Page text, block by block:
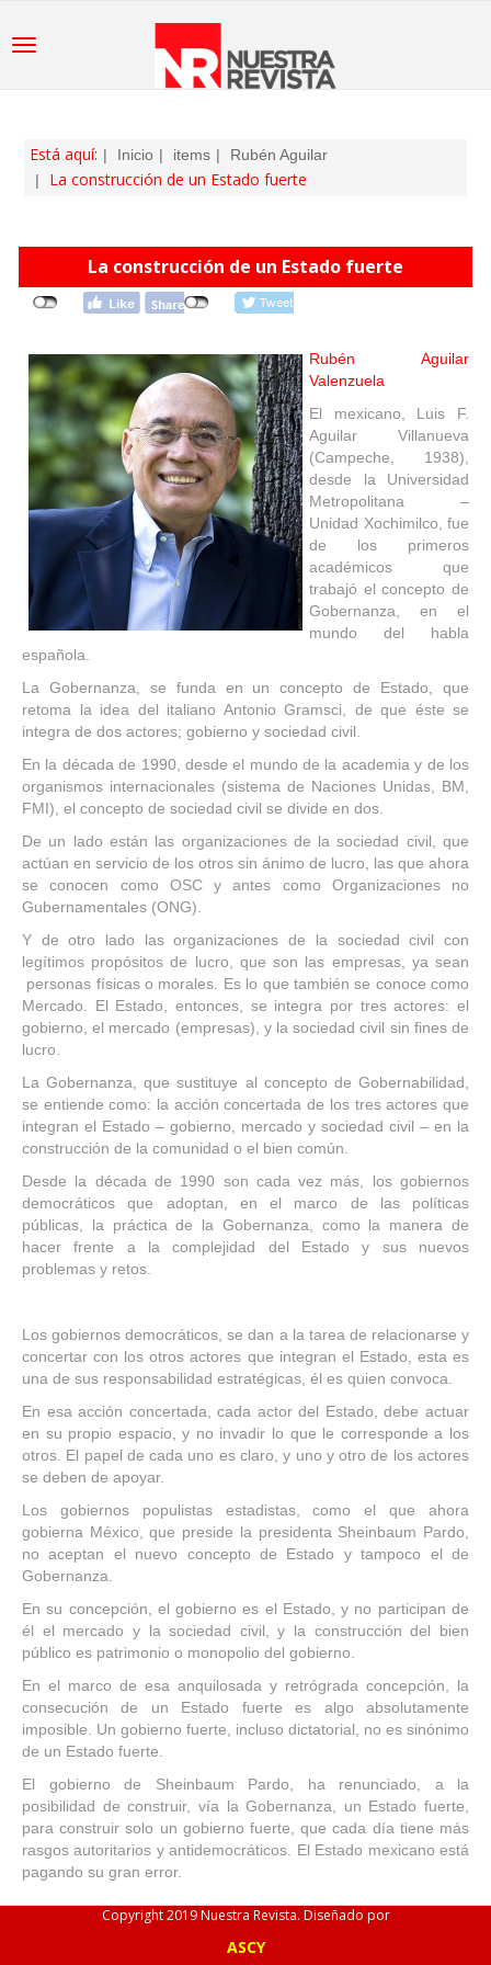
Está aquí: Inicio items Rubén Aguilar
La construcción de un Estado fuerte
La construcción de un Estado fuerte
Rubén Aguilar
Valenzuela
El mexicano, Luis F.
Aguilar Villanueva
(Campeche, 1938),
desde la Universidad
Metropolitana –
Unidad Xochimilco, fue
de los primeros
académicos que
trabajó el concepto de
Gobernanza, en el
mundo del habla
española.
La Gobernanza, se funda en un concepto de Estado, que
retoma la idea del italiano Antonio Gramsci, de que éste se
integra de dos actores; gobierno y sociedad civil.
En la década de 1990, desde el mundo de la academia y de los
organismos internacionales (sistema de Naciones Unidas, BM,
FMI), el concepto de sociedad civil se divide en dos.
De un lado están las organizaciones de la sociedad civil, que
actúan en servicio de los otros sin ánimo de lucro, las que ahora
se conocen como OSC y antes como Organizaciones no
Gubernamentales (ONG).
Y de otro lado las organizaciones de la sociedad civil con
legítimos propósitos de lucro, que son las empresas, ya sean
personas físicas o morales. Es lo que también se conoce como
Mercado. El Estado, entonces, se integra por tres actores: el
gobierno, el mercado (empresas), y la sociedad civil sin fines de
lucro.
La Gobernanza, que sustituye al concepto de Gobernabilidad,
se entiende como: la acción concertada de los tres actores que
integran el Estado – gobierno, mercado y sociedad civil – en la
construcción de la comunidad o el bien común.
Desde la década de 1990 son cada vez más, los gobiernos
democráticos que adoptan, en el marco de las políticas
públicas, la práctica de la Gobernanza, como la manera de
hacer frente a la complejidad del Estado y sus nuevos
problemas y retos.
Los gobiernos democráticos, se dan a la tarea de relacionarse y
concertar con los otros actores que integran el Estado, esta es
una de sus responsabilidad estratégicas, él es quien convoca.
En esa acción concertada, cada actor del Estado, debe actuar
en su propio espacio, y no invadir lo que le corresponde a los
otros. El papel de cada uno es claro, y uno y otro de los actores
se deben de apoyar.
Los gobiernos populistas estadistas, como el que ahora
gobierna México, que preside la presidenta Sheinbaum Pardo,
no aceptan el nuevo concepto de Estado y tampoco el de
Gobernanza.
En su concepción, el gobierno es el Estado, y no participan de
él el mercado y la sociedad civil, y la construcción del bien
público es patrimonio o monopolio del gobierno.
En el marco de esa anquilosada y retrógrada concepción, la
consecución de un Estado fuerte es algo absolutamente
imposible. Un gobierno fuerte, incluso dictatorial, no es sinónimo
de un Estado fuerte.
El gobierno de Sheinbaum Pardo, ha renunciado, a la
posibilidad de construir, vía la Gobernanza, un Estado fuerte,
para construir solo un gobierno fuerte, que cada día tiene más
rasgos autoritarios y antidemocráticos. El Estado mexicano está
pagando su gran error.
Copyright 2019 Nuestra Revista. Diseñado por
ASCY